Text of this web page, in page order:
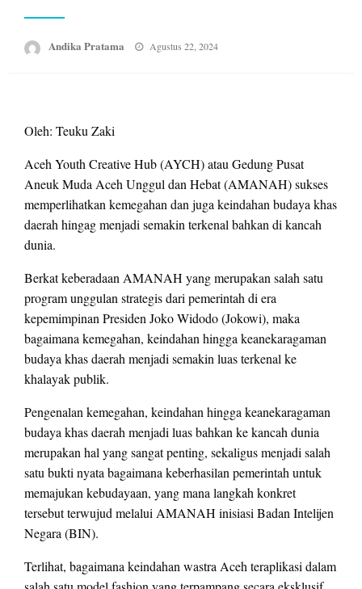
Andika Pratama
Posted
Agustus 22, 2024
Oleh: Teuku Zaki
Aceh Youth Creative Hub (AYCH) atau Gedung Pusat
Aneuk Muda Aceh Unggul dan Hebat (AMANAH) sukses
memperlihatkan kemegahan dan juga keindahan budaya khas
daerah hingag menjadi semakin terkenal bahkan di kancah
dunia.
Berkat keberadaan AMANAH yang merupakan salah satu
program unggulan strategis dari pemerintah di era
kepemimpinan Presiden Joko Widodo (Jokowi), maka
bagaimana kemegahan, keindahan hingga keanekaragaman
budaya khas daerah menjadi semakin luas terkenal ke
khalayak publik.
Pengenalan kemegahan, keindahan hingga keanekaragaman
budaya khas daerah menjadi luas bahkan ke kancah dunia
merupakan hal yang sangat penting, sekaligus menjadi salah
satu bukti nyata bagaimana keberhasilan pemerintah untuk
memajukan kebudayaan, yang mana langkah konkret
tersebut terwujud melalui AMANAH inisiasi Badan Intelijen
Negara (BIN).
Terlihat, bagaimana keindahan wastra Aceh teraplikasi dalam